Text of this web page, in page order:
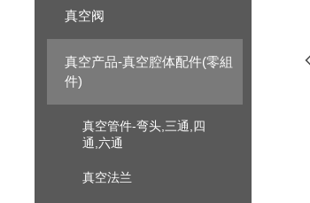
真空阀
真空产品-真空腔体配件(零組
件)
真空管件-弯头,三通,四
通,六通
真空法兰